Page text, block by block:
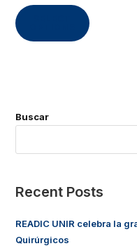
Buscar
Recent Posts
READIC UNIR celebra la
Quirúrgicos